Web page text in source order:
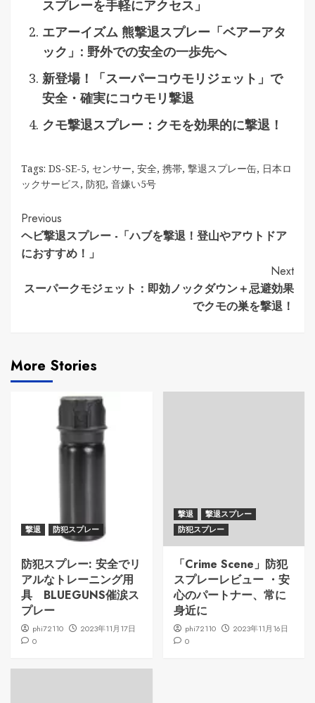
スプレーを手軽にアクセス」
エアーイズム 熊撃退スプレー「ベアーアタ
ック」: 野外での安全の一歩先へ
新登場！「スーパーコウモリジェット」で
安全・確実にコウモリ撃退
クモ撃退スプレー：クモを効果的に撃退！
Tags: DS-SE-5, センサー, 安全, 携帯, 撃退スプレー缶, 日本ロ
ックサービス, 防犯, 音嫌い5号
Continue
Reading
Previous
ヘビ撃退スプレー -「ハブを撃退！登山やアウトドア
におすすめ！」
Next
スーパークモジェット：即効ノックダウン＋忌避効果
でクモの巣を撃退！
More Stories
撃退 防犯スプレー
防犯スプレー: 安全でリ
アルなトレーニング用
具 BLUEGUNS催涙ス
プレー
phi72110
2023年11月17日
0
撃退
撃退スプレー
防犯スプレー
「Crime Scene」防犯
スプレーレビュー ・安
心のパートナー、常に
身近に
phi72110
2023年11月16日
0